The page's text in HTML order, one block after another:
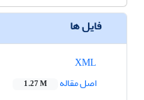
فایل ها
اصل مقاله
1.27 M